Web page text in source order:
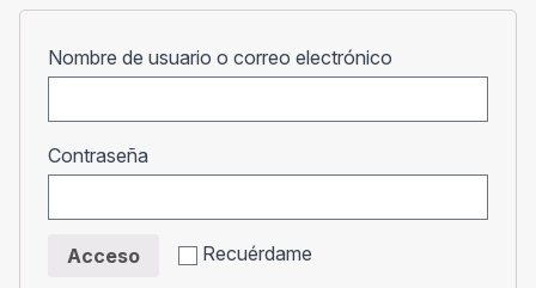
Nombre de usuario o correo electrónico
Contraseña
Recuérdame
Acceso